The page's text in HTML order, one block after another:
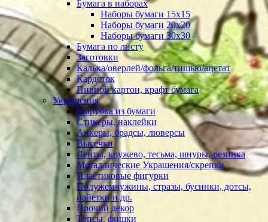
Бумага в наборах
Наборы бумаги 15х15
Наборы бумаги 20х20
Наборы бумаги 30х30
Бумага по листу
Заготовки
Калька/оверлей/фольга/тишью/ацетат
Кардсток
Пивной картон, крафт бумага
Украшения
Вырубка из бумаги
Стикеры, наклейки
Анкеры, брадсы, люверсы
Высечки
Ленты, кружево, тесьма, шнуры, резинка
Металлические Украшения/скрепки
Пластиковые фигурки
Полужемчужины, стразы, бусинки, дотсы,
пайетки и др.
Прочий декор
Топсы, фишки